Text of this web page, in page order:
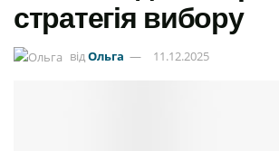
стратегія вибору
відОльга 11.12.2025